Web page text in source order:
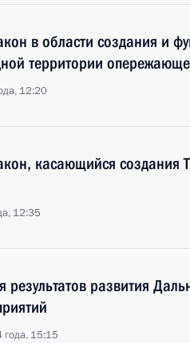
в области создания и
территории
12:20
касающийся создания
12:35
результатов развития
года, 15:15